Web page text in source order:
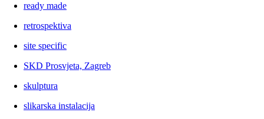
ready made
retrospektiva
site specific
SKD Prosvjeta, Zagreb
skulptura
slikarska instalacija